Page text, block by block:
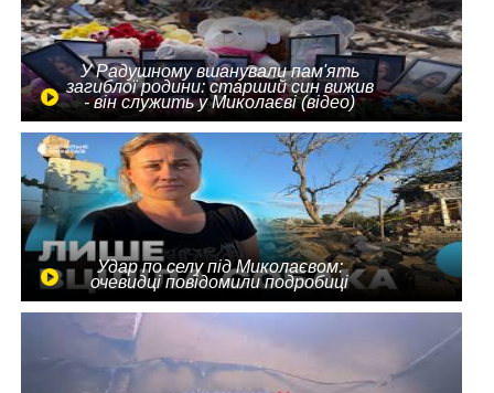
У Радушному вшанували пам'ять
загиблої родини: старший син вижив
- він служить у Миколаєві (відео)
Удар по селу під Миколаєвом:
очевидці повідомили подробиці